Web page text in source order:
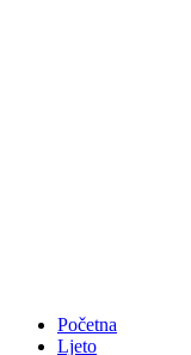
Početna
Ljeto